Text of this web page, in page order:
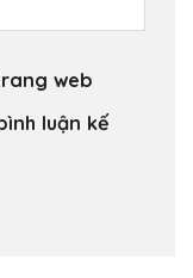
web
luận kế